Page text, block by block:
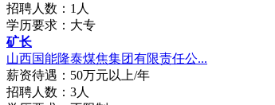
招聘人数：1人
学历要求：大专
矿长
山西国能隆泰煤焦集团有限责任公...
薪资待遇：50万元以上/年
招聘人数：3人